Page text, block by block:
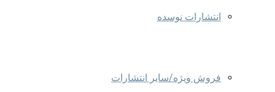
انتشارات نوسده
فروش ویژه/سایر انتشارات